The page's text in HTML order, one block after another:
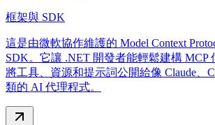
框架與 SDK
這是由微軟協作維護的 Model Context
SDK。它讓 .NET 開發者能輕鬆建構 MCP
將工具、資源和提示詞公開給像 Claude、
類的 AI 代理程式。